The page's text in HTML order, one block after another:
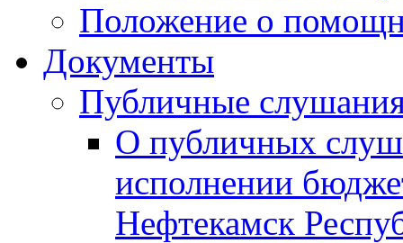
Положение о
Документы
Публичные
О публичных
исполнении
Нефтекамск